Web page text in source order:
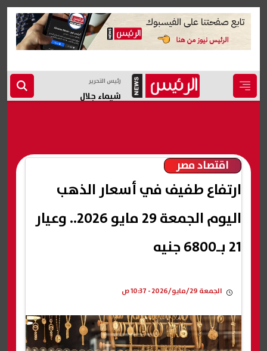
رئيس التحرير
شيماء جلال
اقتصاد مصر
ارتفاع طفيف في أسعار الذهب
اليوم الجمعة 29 مايو 2026.. وعيار
21 بـ6800 جنيه
الجمعة 29/مايو/2026 - 10:37 ص